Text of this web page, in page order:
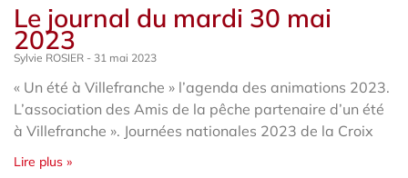
Le journal du mardi 30 mai
2023
Sylvie ROSIER 31 mai 2023
« Un été à Villefranche » l’agenda des animations 2023.
L’association des Amis de la pêche partenaire d’un été
à Villefranche ». Journées nationales 2023 de la Croix
Lire plus »